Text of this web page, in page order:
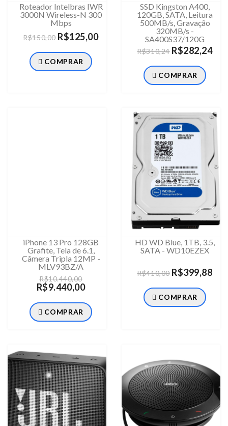
Roteador Intelbras IWR
3000N Wireless-N 300
Mbps
R$150,00R$125,00
COMPRAR
SSD Kingston A400,
120GB, SATA, Leitura
500MB/s, Gravação
320MB/s -
SA400S37/120G
R$310,24R$282,24
COMPRAR
iPhone 13 Pro 128GB
Grafite, Tela de 6.1,
Câmera Tripla 12MP -
MLV93BZ/A
R$10.440,00
R$9.440,00
COMPRAR
HD WD Blue, 1TB, 3.5,
SATA - WD10EZEX
R$410,00R$399,88
COMPRAR